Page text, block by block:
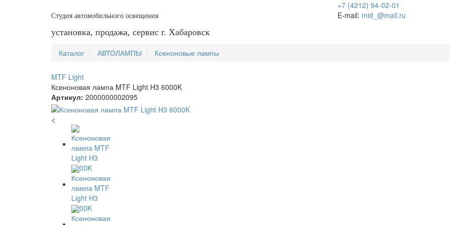
Студия автомобильного освещения
установка, продажа, сервис г. Хабаровск
+7 (4212) 94-02-01
E-mail: mid_@mail.ru
Каталог АВТОЛАМПЫ Ксеноновые лампы
MTF Light
Ксеноновая лампа MTF Light H3 6000K
Артикул: 2000000002095
<